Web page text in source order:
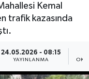
Kemal
trafik kazasında
24.05.2026 - 08:15
YAYINLANMA